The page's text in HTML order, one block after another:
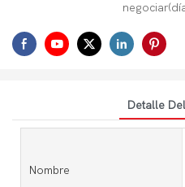
Detalle
Nombre